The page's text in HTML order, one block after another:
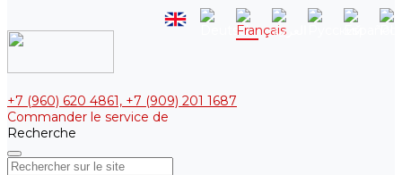
+7 (960) 620 4861, +7 (909) 201 1687
Commander le service de
Recherche